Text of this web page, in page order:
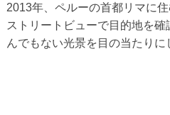
2013年、ペルーの首都リマに
ストリートビューで目的地を
んでもない光景を目の当たりに